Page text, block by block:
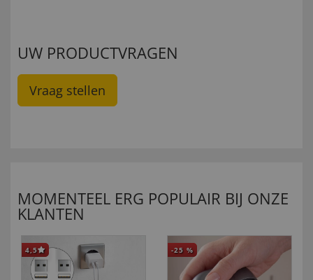
UW PRODUCTVRAGEN
Vraag stellen
MOMENTEEL ERG POPULAIR BIJ ONZE
KLANTEN
4,5 -25 %